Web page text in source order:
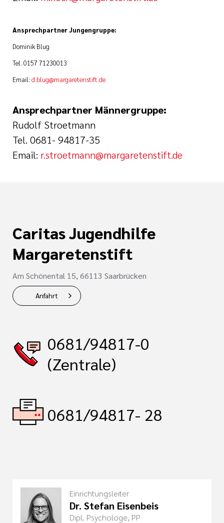
Ansprechpartner Jungengruppe:
Dominik Blug
Tel. 0157 71230013
Email: d.blug@margaretenstift.de
Ansprechpartner Männergruppe:
Rudolf Stroetmann
Tel. 0681- 94817-35
Email: r.stroetmann@margaretenstift.de
Caritas Jugendhilfe
Margaretenstift
Am Schönental 15, 66113 Saarbrücken
Anfahrt
0681/94817-0
(Zentrale)
0681/94817- 28
Einrichtungsleiter
Dr. Stefan Eisenbeis
Dipl. Psychologe, PP